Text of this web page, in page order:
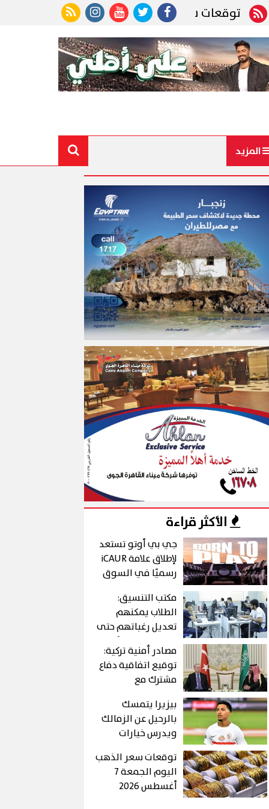
توقعات سعر الذهب اليوم الجمعة 7 أغسطس 2026
المزيد
الأكثر قراءة
جي بي أوتو تستعد
لإطلاق علامة iCAUR
رسميًا في السوق
أغسطس
مكتب التنسيق:
الطلاب يمكنهم
تعديل رغباتهم حتى
غلق المرحلة الأولى
للتنسيق الإلكتروني
مصادر أمنية تركية:
توقيع اتفاقية دفاع
مشترك مع
اليوم
بيزيرا يتمسك
بالرحيل عن الزمالك
ويدرس خيارات
النادي بيعه
توقعات سعر الذهب
اليوم الجمعة 7
أغسطس 2026